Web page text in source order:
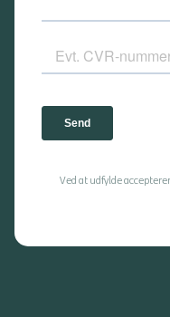
Ved at udfylde